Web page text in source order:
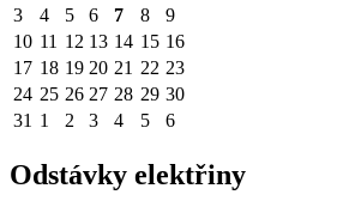
3
4 5 6 7 8
9
10 11 12 13 14 15 16
17 18 19 20 21 22 23
24 25 26 27 28 29 30
31 1 2 3 4 5 6
Odstávky elektřiny